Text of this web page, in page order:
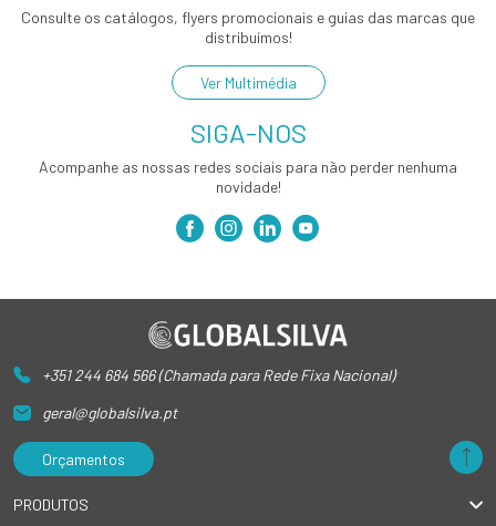
Consulte os catálogos, flyers promocionais e guias das marcas que
distribuímos!
Ver Multimédia
SIGA-NOS
Acompanhe as nossas redes sociais para não perder nenhuma
novidade!
+351 244 684 566 (Chamada para Rede Fixa Nacional)
geral@globalsilva.pt
Orçamentos
PRODUTOS